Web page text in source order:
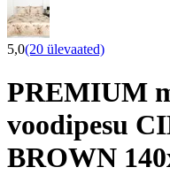
5,0(20 ülevaated)
PREMIUM
voodipesu
BROWN